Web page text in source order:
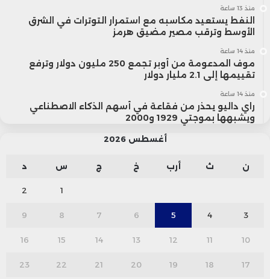
منذ 13 ساعة
النفط يستعيد مكاسبه مع استمرار التوترات في الشرق
الأوسط وترقب مصير مضيق هرمز
منذ 14 ساعة
موف المدعومة من أوبر تجمع 250 مليون دولار وترفع
تقييمها إلى 2.1 مليار دولار
منذ 14 ساعة
راي داليو يحذر من فقاعة في أسهم الذكاء الاصطناعي
ويشبهها بموجتي 1929 و2000
أغسطس 2026
ن ث أرب خ ج س د
1
2
3
4
5
6
7
8
9
10
11
12
13
14
15
16
17
18
19
20
21
22
23